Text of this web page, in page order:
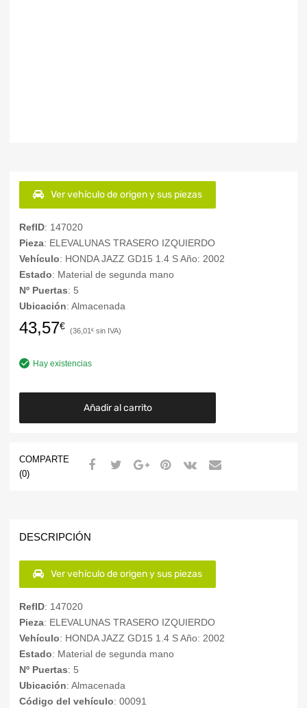
Ver vehículo de origen y sus piezas
RefID: 147020
Pieza: ELEVALUNAS TRASERO IZQUIERDO
Vehículo: HONDA JAZZ GD15 1.4 S Año: 2002
Estado: Material de segunda mano
Nº Puertas: 5
Ubicación: Almacenada
43,57€ 36,01 €
Hay existencias
Añadir al carrito
COMPARTE
(0)
DESCRIPCIÓN
Ver vehículo de origen y sus piezas
RefID: 147020
Pieza: ELEVALUNAS TRASERO IZQUIERDO
Vehículo: HONDA JAZZ GD15 1.4 S Año: 2002
Estado: Material de segunda mano
Nº Puertas: 5
Ubicación: Almacenada
Código del vehículo: 00091